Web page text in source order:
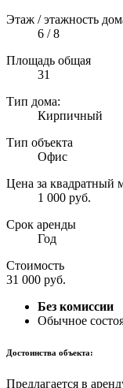
Этаж / этажность
6 / 8
Площадь общая
31
Тип дома:
Кирпичный
Тип объекта
Офис
Цена за квадратный
1 000 руб.
Срок аренды
Год
Стоимость
31 000 руб.
Без комиссии
Обычное
Достоинства объекта:
Предлагается в